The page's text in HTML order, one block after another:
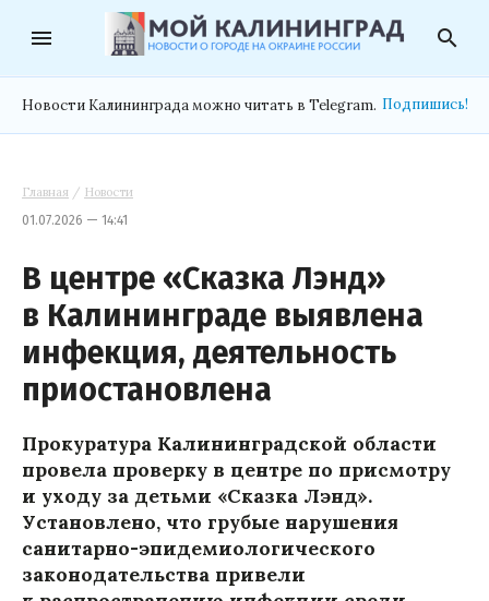
menu search
Новости Калининграда можно читать в Telegram. Подпишись!
Главная / Новости
01.07.2026 — 14:41
В центре «Сказка Лэнд»
в Калининграде выявлена
инфекция, деятельность
приостановлена
Прокуратура Калининградской области
провела проверку в центре по присмотру
и уходу за детьми «Сказка Лэнд».
Установлено, что грубые нарушения
санитарно-эпидемиологического
законодательства привели